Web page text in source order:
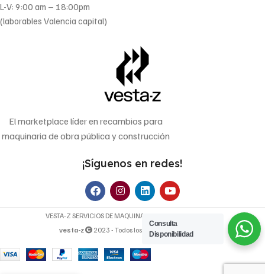
L-V: 9:00 am – 18:00pm
(laborables Valencia capital)
El marketplace líder en recambios para
maquinaria de obra pública y construcción
¡Síguenos en redes!
VESTA-Z SERVICIOS DE MAQUINARIA OP, S.L. | B-70640107
vesta-z
2023 - Todos los derechos reservados.
Consulta
Disponibilidad